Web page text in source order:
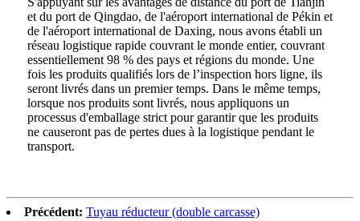
et du port de Qingdao, de l'aéroport international de Pékin et
de l'aéroport international de Daxing, nous avons établi un
réseau logistique rapide couvrant le monde entier, couvrant
essentiellement 98 % des pays et régions du monde. Une
fois les produits qualifiés lors de l’inspection hors ligne, ils
seront livrés dans un premier temps. Dans le même temps,
lorsque nos produits sont livrés, nous appliquons un
processus d'emballage strict pour garantir que les produits
ne causeront pas de pertes dues à la logistique pendant le
transport.
Précédent: Tuyau réducteur (double carcasse)